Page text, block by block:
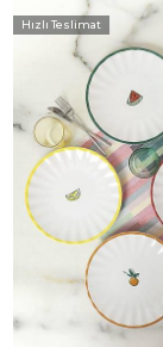
Hızlı Teslimat